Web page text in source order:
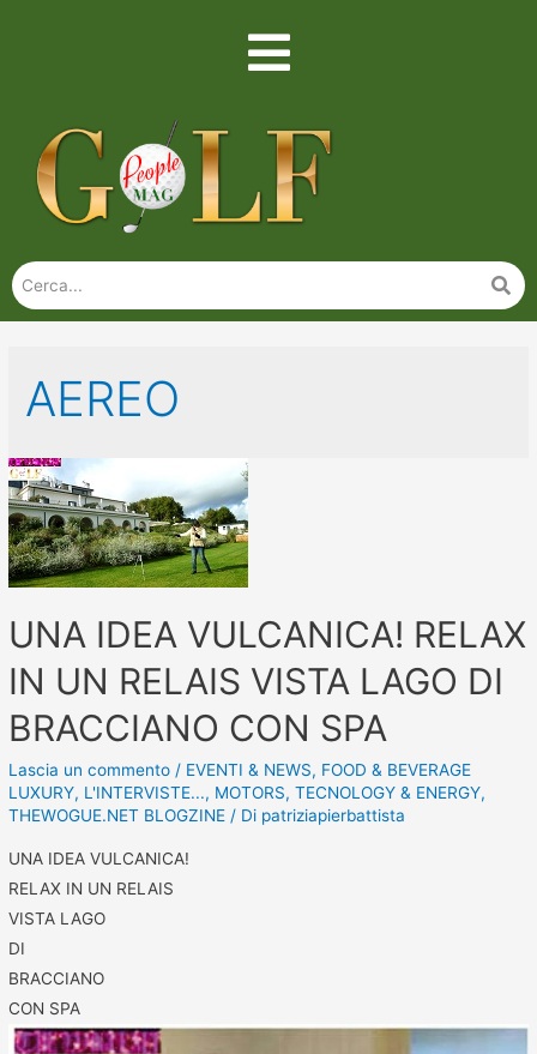
AEREO
UNA IDEA VULCANICA! RELAX
IN UN RELAIS VISTA LAGO DI
BRACCIANO CON SPA
Lascia un commento / EVENTI & NEWS, FOOD & BEVERAGE
LUXURY, L'INTERVISTE..., MOTORS,TECNOLOGY & ENERGY,
THEWOGUE.NET BLOGZINE / Di patriziapierbattista
UNA IDEA VULCANICA!
RELAX IN UN RELAIS
VISTA LAGO
DI
BRACCIANO
CON SPA